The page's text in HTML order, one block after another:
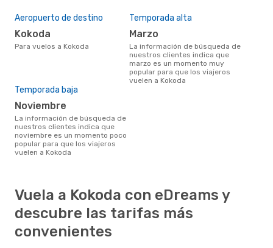
Aeropuerto de destino
Kokoda
Para vuelos a Kokoda
Temporada alta
marzo
La información de búsqueda de
nuestros clientes indica que
marzo es un momento muy
popular para que los viajeros
vuelen a Kokoda
Temporada baja
noviembre
La información de búsqueda de
nuestros clientes indica que
noviembre es un momento poco
popular para que los viajeros
vuelen a Kokoda
Vuela a Kokoda con eDreams y
descubre las tarifas más
convenientes